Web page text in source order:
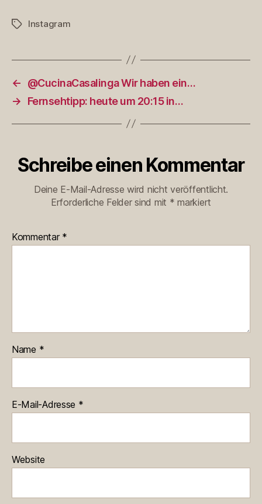
Schlagwörter
Instagram
←
@CucinaCasalinga Wir haben ein…
→
Fernsehtipp: heute um 20:15 in…
Schreibe einen Kommentar
Deine E-Mail-Adresse wird nicht veröffentlicht.
Erforderliche Felder sind mit * markiert
Kommentar *
Name *
E-Mail-Adresse *
Website